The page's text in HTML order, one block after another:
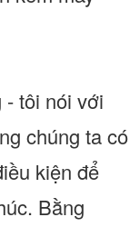
- tôi nói với
chúng ta có
kiện để
Bằng